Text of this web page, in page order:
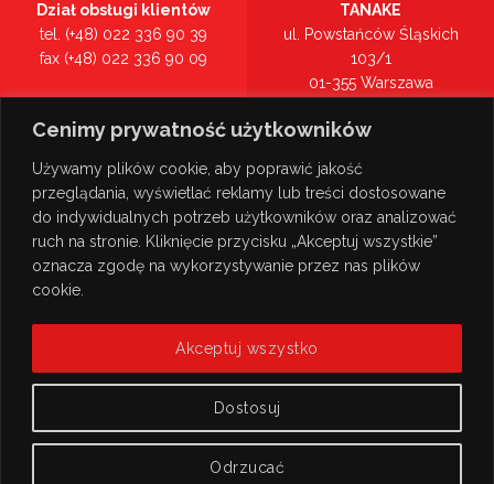
Cenimy prywatność użytkowników
Używamy plików cookie, aby poprawić jakość
przeglądania, wyświetlać reklamy lub treści dostosowane
do indywidualnych potrzeb użytkowników oraz analizować
ruch na stronie. Kliknięcie przycisku „Akceptuj wszystkie”
oznacza zgodę na wykorzystywanie przez nas plików
cookie.
Dostosuj
Odrzucać
Akceptuj wszystko
Dział obsługi klientów
tel. (+48) 022 336 90 39
fax (+48) 022 336 90 09
tel. (+48) 022 336 90 00
TANAKE
ul. Powstańców Śląskich
103/1
01-355 Warszawa
Zobacz na mapie >
© Copyright 2026TANAKE